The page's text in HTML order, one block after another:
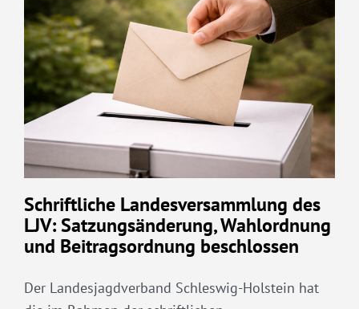
Schriftliche Landesversammlung des
LJV: Satzungsänderung, Wahlordnung
und Beitragsordnung beschlossen
Der Landesjagdverband Schleswig-Holstein hat